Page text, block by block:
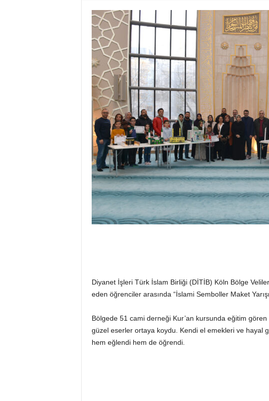
Diyanet İşleri Türk İslam Birliği (DİTİB) Köln Bölge
eden öğrenciler arasında “İslami Semboller Maket
Bölgede 51 cami derneği Kur’an kursunda eğitim
güzel eserler ortaya koydu. Kendi el emekleri ve hayal
hem eğlendi hem de öğrendi.